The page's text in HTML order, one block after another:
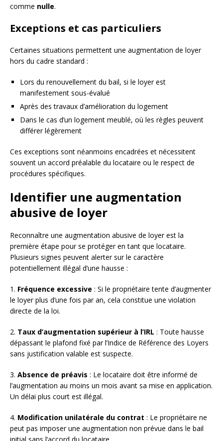
comme nulle.
Exceptions et cas particuliers
Certaines situations permettent une augmentation de loyer
hors du cadre standard :
Lors du renouvellement du bail, si le loyer est
manifestement sous-évalué
Après des travaux d’amélioration du logement
Dans le cas d’un logement meublé, où les règles peuvent
différer légèrement
Ces exceptions sont néanmoins encadrées et nécessitent
souvent un accord préalable du locataire ou le respect de
procédures spécifiques.
Identifier une augmentation
abusive de loyer
Reconnaître une augmentation abusive de loyer est la
première étape pour se protéger en tant que locataire.
Plusieurs signes peuvent alerter sur le caractère
potentiellement illégal d’une hausse :
1. Fréquence excessive : Si le propriétaire tente d’augmenter
le loyer plus d’une fois par an, cela constitue une violation
directe de la loi.
2. Taux d’augmentation supérieur à l’IRL : Toute hausse
dépassant le plafond fixé par l’Indice de Référence des Loyers
sans justification valable est suspecte.
3. Absence de préavis : Le locataire doit être informé de
l’augmentation au moins un mois avant sa mise en application.
Un délai plus court est illégal.
4. Modification unilatérale du contrat : Le propriétaire ne
peut pas imposer une augmentation non prévue dans le bail